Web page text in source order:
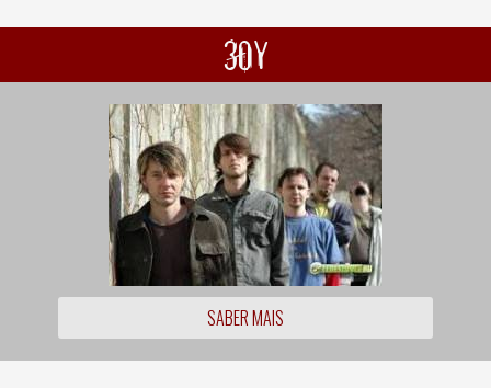
30Y
SABER MAIS